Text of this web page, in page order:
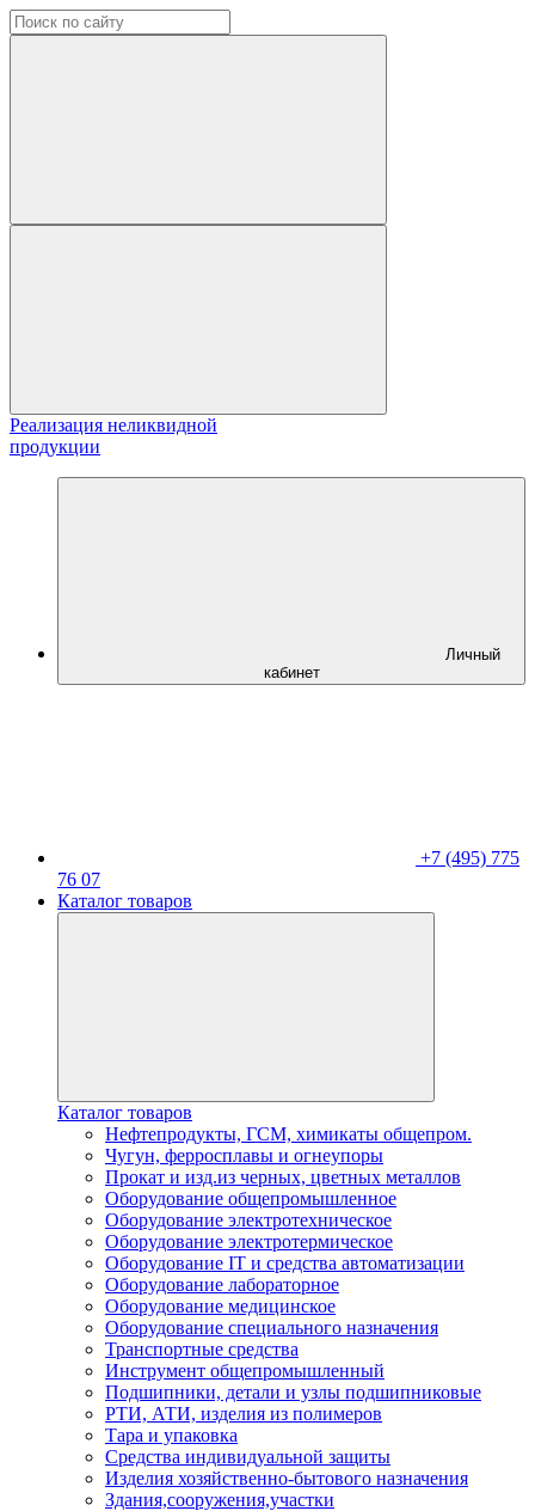
Реализация неликвидной
продукции
Личный
кабинет
+7 (495) 775
76 07
Каталог товаров
Каталог товаров
Нефтепродукты, ГСМ, химикаты общепром.
Чугун, ферросплавы и огнеупоры
Прокат и изд.из черных, цветных металлов
Оборудование общепромышленное
Оборудование электротехническое
Оборудование электротермическое
Оборудование IT и средства автоматизации
Оборудование лабораторное
Оборудование медицинское
Оборудование специального назначения
Транспортные средства
Инструмент общепромышленный
Подшипники, детали и узлы подшипниковые
РТИ, АТИ, изделия из полимеров
Тара и упаковка
Средства индивидуальной защиты
Изделия хозяйственно-бытового назначения
Здания,сооружения,участки